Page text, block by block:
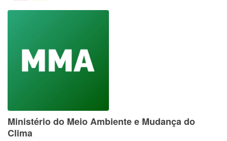
Ministério do Meio Ambiente e Mudança do
Clima